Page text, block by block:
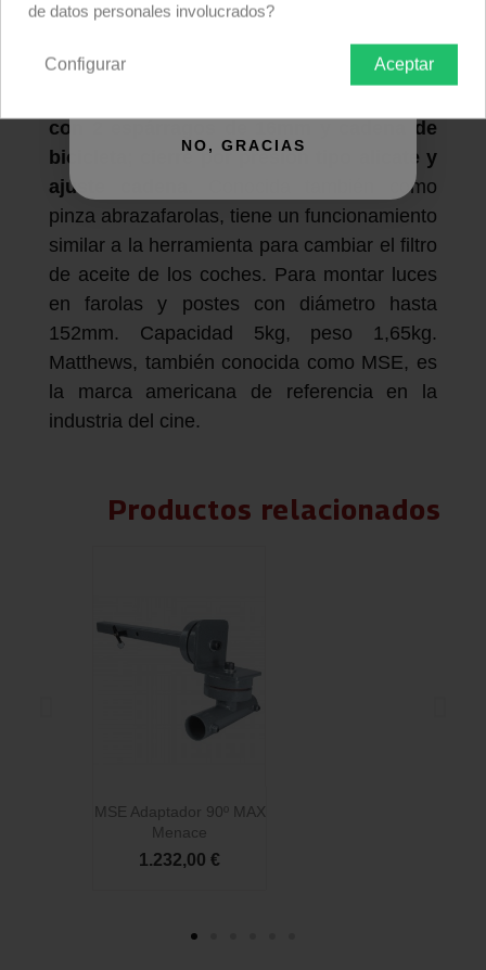
Devoluciones Envío
con 2 espárragos de 16mm y cadena de
bicicleta; cierre por presión tipo alicate y
ajuste cadena.
Conocida también como
pinza abrazafarolas, tiene un funcionamiento
similar a la herramienta para cambiar el filtro
de aceite de los coches. Para montar luces
en farolas y postes con diámetro hasta
152mm. Capacidad 5kg, peso 1,65kg.
Matthews, también conocida como MSE, es
la marca americana de referencia en la
industria del cine.
Productos relacionados
MSE Adaptador 90º MAX
Menace
1.232,00 €
de datos personales involucrados?
Aceptar
Configurar
NO, GRACIAS